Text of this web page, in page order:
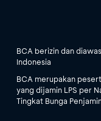
BCA berizin dan
Indonesia
BCA merupakan
yang dijamin LPS per
Tingkat Bunga